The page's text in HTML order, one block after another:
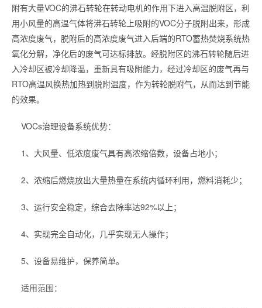
附有大量VOC的沸石转轮在转动电机的作用下进入高温脱附区，利
用小风量的高温气体将沸石转轮上吸附的VOC分子脱附出来，形成
高浓度废气，脱附后的高浓度废气进入后端的RTO蓄热焚烧系统热
氧化分解，净化后的废气可达标排放。经脱附区的沸石转轮随后进
入冷却区被冷却降温，重新具有吸附能力，经过冷却区的废气再与
RTO高温风换热加热到脱附温度，作为转轮脱附气，从而达到节能
的效果。
VOCs治理设备系统优势：
1、大风量、低浓度废气具有高浓缩倍数，设备占地小；
2、浓缩后燃烧放出大量热量在系统内循环利用，燃料消耗少；
3、运行安全稳定，综合去除率达92%以上；
4、实现完全自动化，几乎实现无人操作；
5、设备易维护，保养简单。
适用范围：